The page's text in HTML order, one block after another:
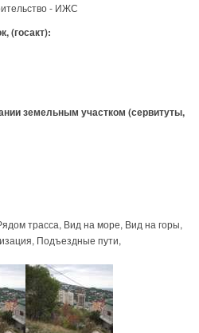
- ИЖС
(госакт):
земельным участком (сервитуты,
трасса Вид на море Вид на горы
Подъездные пути